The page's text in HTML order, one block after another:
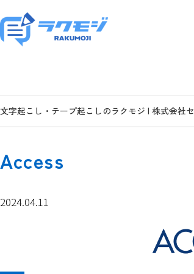
文字起こし・テープ起こしのラクモジ | 株式会社
Access
2024.04.11